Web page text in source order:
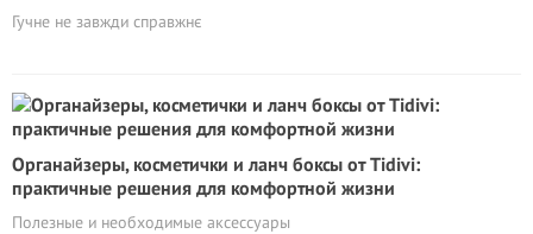
Гучне не завжди справжнє
Органайзеры, косметички и ланч боксы от Tidivi:
практичные решения для комфортной жизни
Полезные и необходимые аксессуары